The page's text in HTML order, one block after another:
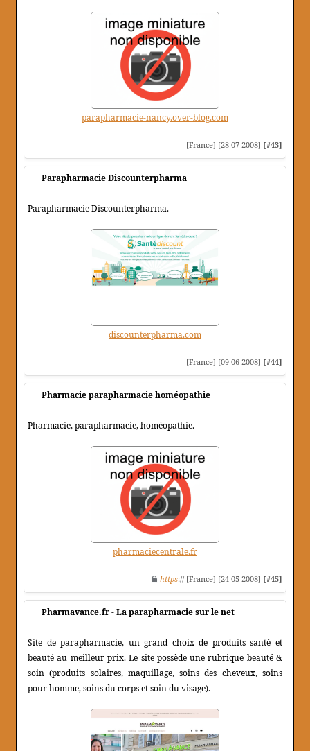
parapharmacie-nancy.over-blog.com
[France] [28-07-2008] [#43]
Parapharmacie Discounterpharma
Parapharmacie Discounterpharma.
discounterpharma.com
[France] [09-06-2008] [#44]
Pharmacie parapharmacie homéopathie
Pharmacie, parapharmacie, homéopathie.
pharmaciecentrale.fr
https:// [France] [24-05-2008] [#45]
Pharmavance.fr - La parapharmacie sur le net
Site de parapharmacie, un grand choix de produits santé et
beauté au meilleur prix. Le site possède une rubrique beauté &
soin (produits solaires, maquillage, soins des cheveux, soins
pour homme, soins du corps et soin du visage).